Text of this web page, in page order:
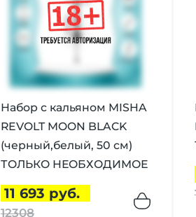
Набор с кальяном MISHA
REVOLT MOON BLACK
(черный,белый, 50 см)
ТОЛЬКО НЕОБХОДИМОЕ
11 693 руб.
12308